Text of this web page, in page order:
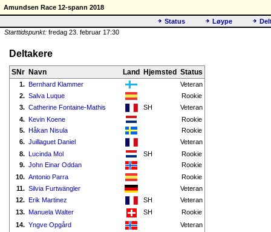
Amundsen Race 12-spann 2018
Status
Løype
Starttidspunkt: fredag 23. februar 17:30
Deltakere
SNr Navn Land Hjemsted Status
1. Bernhard Klammer
Veteran
2. Salva Luque
Rookie
3. Catherine Fontaine-Mathis SH
Veteran
4. Kevin Koene
Rookie
5. Håkan Nisula
Rookie
6. Juillaguet Daniel
Veteran
8. Lucinda Mol SH
Rookie
9. John Einar Oddan
Rookie
10. Antonio Parra
Rookie
11. Silvia Furtwängler
Veteran
12. Erik Martinez SH
Veteran
13. Manuela Walter SH
Rookie
14. Yngve Opgård
Veteran